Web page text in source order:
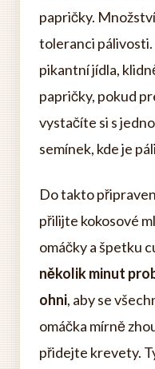
papričky.
toleranci
pikantní jídla,
papričky, pokud
vystačíte si s
semínek, kde je
Do takto
přilijte kokosové
omáčky a špetku
několik minut
ohni, aby se
omáčka mírně
přidejte krevety.